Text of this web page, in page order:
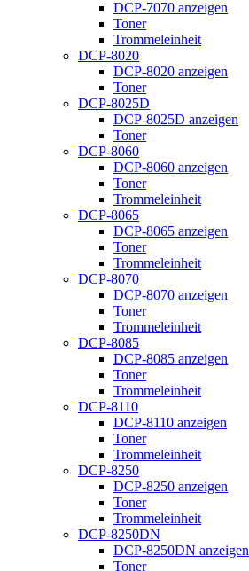
DCP-7070 anzeigen
Toner
Trommeleinheit
DCP-8020
DCP-8020 anzeigen
Toner
DCP-8025D
DCP-8025D anzeigen
Toner
DCP-8060
DCP-8060 anzeigen
Toner
Trommeleinheit
DCP-8065
DCP-8065 anzeigen
Toner
Trommeleinheit
DCP-8070
DCP-8070 anzeigen
Toner
Trommeleinheit
DCP-8085
DCP-8085 anzeigen
Toner
Trommeleinheit
DCP-8110
DCP-8110 anzeigen
Toner
Trommeleinheit
DCP-8250
DCP-8250 anzeigen
Toner
Trommeleinheit
DCP-8250DN
DCP-8250DN anzeigen
Toner